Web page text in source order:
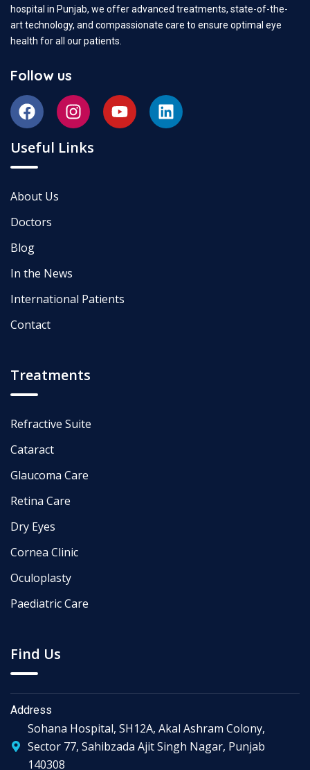
hospital in Punjab, we offer advanced treatments, state-of-the-
art technology, and compassionate care to ensure optimal eye
health for all our patients.
Follow us
Useful Links
About Us
Doctors
Blog
In the News
International Patients
Contact
Treatments
Refractive Suite
Cataract
Glaucoma Care
Retina Care
Dry Eyes
Cornea Clinic
Oculoplasty
Paediatric Care
Find Us
Address
Sohana Hospital, SH12A, Akal Ashram Colony,
Sector 77, Sahibzada Ajit Singh Nagar, Punjab
140308